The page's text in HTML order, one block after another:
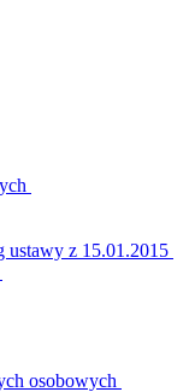
ustawy z 15.01.2015
osobowych